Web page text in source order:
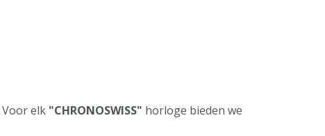
elk "CHRONOSWISS" horloge bieden we